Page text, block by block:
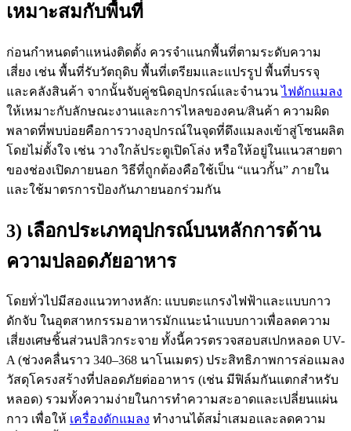
เหมาะสมกับพื้นที่
ก่อนกำหนดตำแหน่งติดตั้ง ควรจำแนกพื้นที่ตามระดับความ
เสี่ยง เช่น พื้นที่รับวัตถุดิบ พื้นที่เตรียมและแปรรูป พื้นที่บรรจุ
และคลังสินค้า จากนั้นจับคู่ชนิดอุปกรณ์และจำนวนไฟดักแมลง
ให้เหมาะกับลักษณะงานและการไหลของคน/สินค้า ความผิด
พลาดที่พบบ่อยคือการวางอุปกรณ์ในจุดที่ดึงแมลงเข้าสู่โซนผลิต
โดยไม่ตั้งใจ เช่น วางใกล้ประตูเปิดโล่ง หรือให้อยู่ในแนวสายตา
ของช่องเปิดภายนอก วิธีที่ถูกต้องคือใช้เป็น “แนวกั้น” ภายใน
และใช้มาตรการป้องกันภายนอกร่วมกัน
3) เลือกประเภทอุปกรณ์บนหลักการด้าน
ความปลอดภัยอาหาร
โดยทั่วไปมีสองแนวทางหลัก: แบบตะแกรงไฟฟ้าและแบบกาว
ดักจับ ในอุตสาหกรรมอาหารมักแนะนำแบบกาวเพื่อลดความ
เสี่ยงเศษชิ้นส่วนปลิวกระจาย ทั้งนี้ควรตรวจสอบสเปกหลอด UV-
A (ช่วงคลื่นราว 340–368 นาโนเมตร) ประสิทธิภาพการล่อแมลง
วัสดุโครงสร้างที่ปลอดภัยต่ออาหาร (เช่น มีฟิล์มกันแตกสำหรับ
หลอด) รวมทั้งความง่ายในการทำความสะอาดและเปลี่ยนแผ่น
กาว เพื่อให้ เครื่องดักแมลง ทำงานได้สม่ำเสมอและลดความ